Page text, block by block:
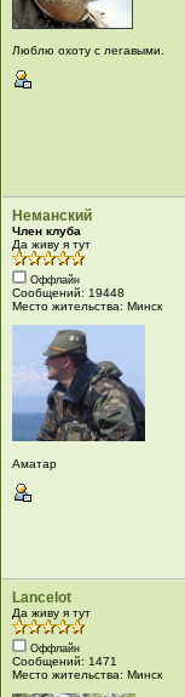
Люблю охоту с легавыми.
Неманский
Член клуба
Да живу я тут
Оффлайн
Сообщений: 19448
Место жительства: Минск
Аматар
Lancelot
Да живу я тут
Оффлайн
Сообщений: 1471
Место жительства: Минск